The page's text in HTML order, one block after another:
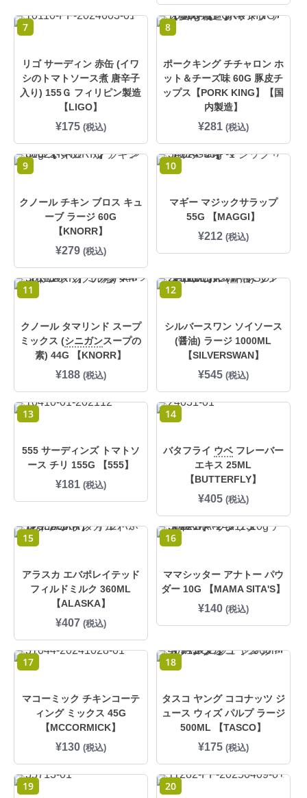
7
リゴ サーディン 赤缶 (イワ
シのトマトソース煮 唐辛子
入り) 155Ｇ フィリピン製造
【LIGO】
¥175 (税込)
8
ポークキング チチャロン ホ
ット＆チーズ味 60G 豚皮チ
ップス【PORK KING】【国
内製造】
¥281 (税込)
9
クノール チキン ブロス キュ
ーブ ラージ 60G
【KNORR】
¥279 (税込)
10
マギー マジックサラップ
55G 【MAGGI】
¥212 (税込)
11
クノール タマリンド スープ
ミックス (シニガンスープの
素) 44G 【KNORR】
¥188 (税込)
12
シルバースワン ソイソース
(醤油) ラージ 1000ML
【SILVERSWAN】
¥545 (税込)
13
555 サーディンズ トマトソ
ース チリ 155G 【555】
¥181 (税込)
14
バタフライ ウベフレーバー
エキス 25ML
【BUTTERFLY】
¥405 (税込)
15
アラスカ エバポレイテッド
フィルドミルク 360ML
【ALASKA】
¥407 (税込)
16
ママシッター アナトー パウ
ダー 10G 【MAMA SITA'S】
¥140 (税込)
17
マコーミック チキンコーテ
ィング ミックス 45G
【MCCORMICK】
¥130 (税込)
18
タスコ ヤング ココナッツ ジ
ュース ウィズ パルプ ラージ
500ML 【TASCO】
¥175 (税込)
19 20